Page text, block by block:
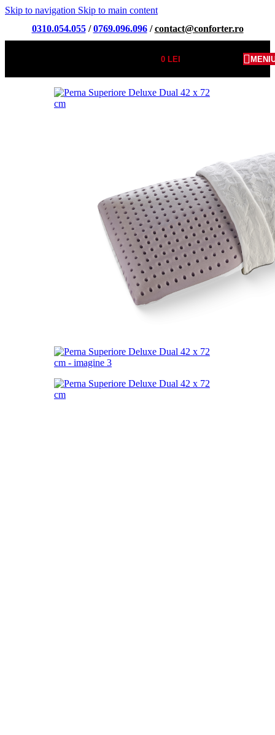
Skip to navigation Skip to main content
0310.054.055/0769.096.096/contact@conforter.ro
0LEI